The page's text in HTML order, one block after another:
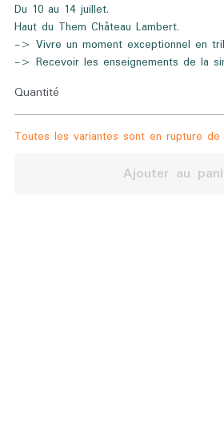
Du 10 au 14 juillet.
Haut du Them Château Lambert.
-> Vivre un moment exceptionnel en
-> Recevoir les enseignements de la
Quantité
Toutes les variantes sont en rupture de
Ajouter au